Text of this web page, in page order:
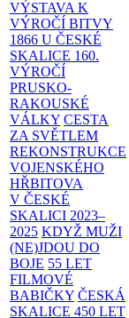
VÝSTAVA K
VÝROČÍ BITVY
1866 U ČESKÉ
SKALICE 160.
VÝROČÍ
PRUSKO-
RAKOUSKÉ
VÁLKY CESTA
ZA SVĚTLEM
REKONSTRUKCE
VOJENSKÉHO
HŘBITOVA
V ČESKÉ
SKALICI 2023–
2025 KDYŽ MUŽI
(NE)JDOU DO
BOJE 55 LET
FILMOVÉ
BABIČKY ČESKÁ
SKALICE 450 LET